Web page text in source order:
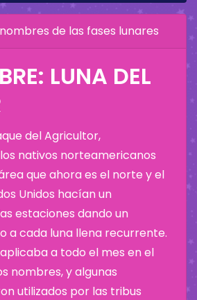
de las fases lunares
LUNA DEL
del Agricultor,
nativos norteamericanos
que ahora es el norte y el
Unidos hacían un
estaciones dando un
a cada luna llena recurrente.
a todo el mes en el
nombres, y algunas
utilizados por las tribus